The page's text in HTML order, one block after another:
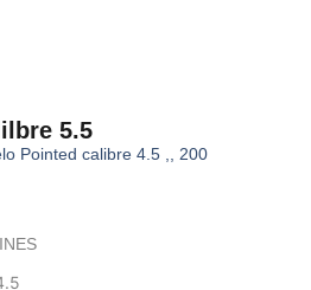
5.5
Pointed calibre 4.5 ,, 200